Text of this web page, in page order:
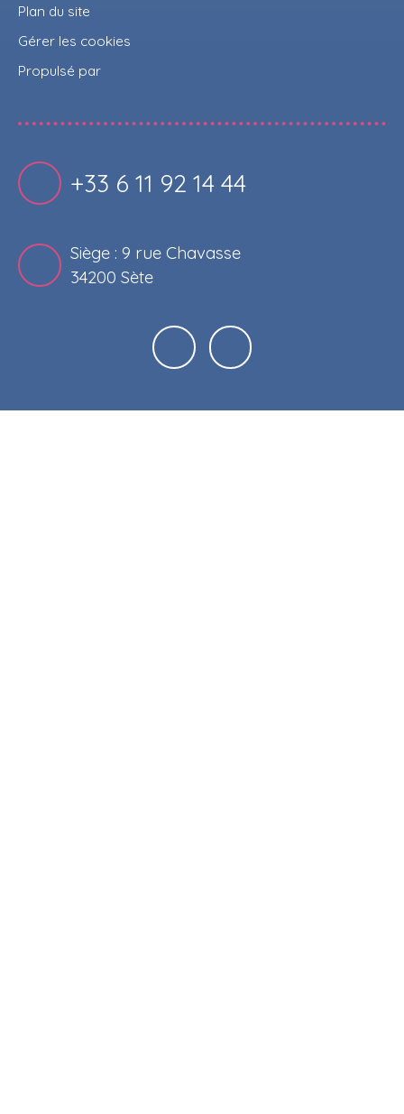
Plan du site
Gérer les cookies
Propulsé par
+33 6 11 92 14 44
Siège : 9 rue Chavasse
34200 Sète